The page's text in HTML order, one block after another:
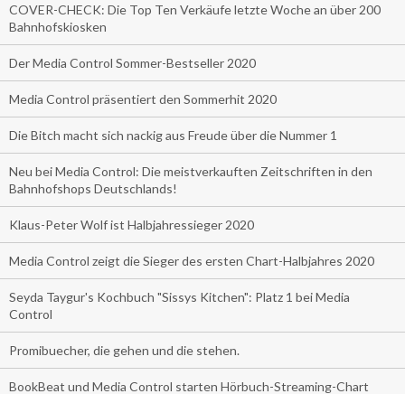
COVER-CHECK: Die Top Ten Verkäufe letzte Woche an über 200
Bahnhofskiosken
Der Media Control Sommer-Bestseller 2020
Media Control präsentiert den Sommerhit 2020
Die Bitch macht sich nackig aus Freude über die Nummer 1
Neu bei Media Control: Die meistverkauften Zeitschriften in den
Bahnhofshops Deutschlands!
Klaus-Peter Wolf ist Halbjahressieger 2020
Media Control zeigt die Sieger des ersten Chart-Halbjahres 2020
Seyda Taygur's Kochbuch "Sissys Kitchen": Platz 1 bei Media
Control
Promibuecher, die gehen und die stehen.
BookBeat und Media Control starten Hörbuch-Streaming-Chart